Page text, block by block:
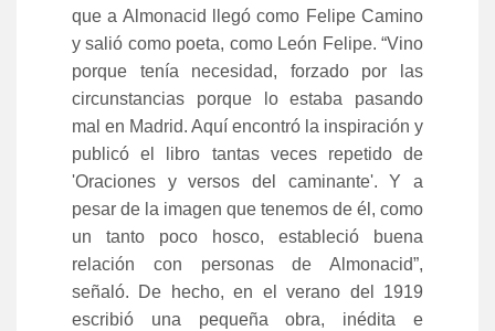
que a Almonacid llegó como Felipe Camino
y salió como poeta, como León Felipe. “Vino
porque tenía necesidad, forzado por las
circunstancias porque lo estaba pasando
mal en Madrid. Aquí encontró la inspiración y
publicó el libro tantas veces repetido de
'Oraciones y versos del caminante'. Y a
pesar de la imagen que tenemos de él, como
un tanto poco hosco, estableció buena
relación con personas de Almonacid”,
señaló. De hecho, en el verano del 1919
escribió una pequeña obra, inédita e